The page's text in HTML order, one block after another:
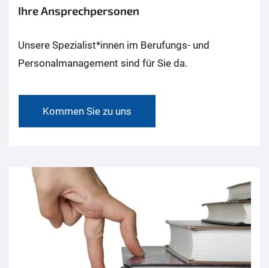
Ihre Ansprechpersonen
Unsere Spezialist*innen im Berufungs- und
Personalmanagement sind für Sie da.
Kommen Sie zu uns